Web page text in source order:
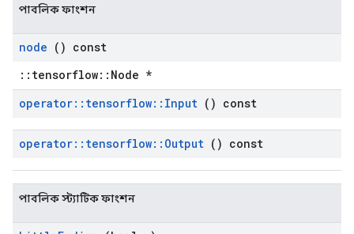
পাবলিক ফাংশন
node () const
::tensorflow::Node *
operator:: tensorflow:: Input () const
operator:: tensorflow:: Output () const
পাবলিক স্ট্যাটিক ফাংশন